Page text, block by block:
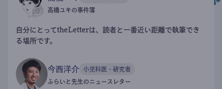
高橋ユキの事件簿
自分にとってtheLetterは、読者と一番近い距離で執筆でき
る場所です。
今西洋介 小児科医・研究者
ふらいと先生のニュースレター